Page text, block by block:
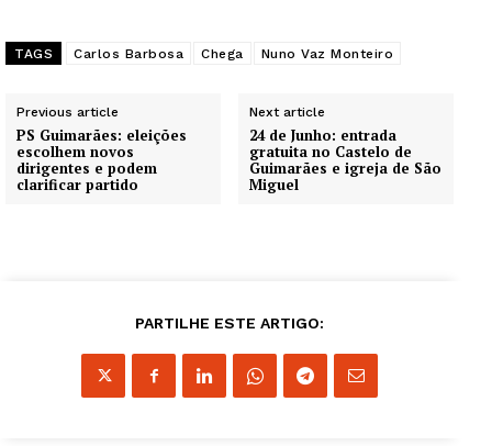
TAGS Carlos Barbosa Chega Nuno Vaz Monteiro
Previous article
PS Guimarães: eleições
escolhem novos
dirigentes e podem
clarificar partido
Next article
24 de Junho: entrada
gratuita no Castelo de
Guimarães e igreja de São
Miguel
PARTILHE ESTE ARTIGO: